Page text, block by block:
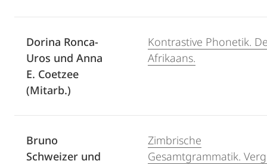
Dorina Ronca-
Uros und Anna
E. Coetzee
(Mitarb.)
Kontrastive Phonetik.
Afrikaans.
Bruno
Schweizer und
Zimbrische
Gesamtgrammatik.